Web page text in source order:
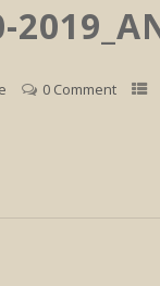
0 Comment